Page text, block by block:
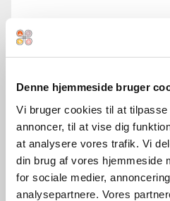
Denne hjemmeside bruger
Vi bruger cookies til at
annoncer, til at vise dig
at analysere vores trafik. Vi
din brug af vores hjemmeside
for sociale medier,
analysepartnere. Vores
Sommerferiehygge – Kunne
Så grib chancen i
mulighed for at lære de
indenfor drejning, samt
minutter eller 90. minutter.
To gange om ugen kan du
drejet i dagene op til